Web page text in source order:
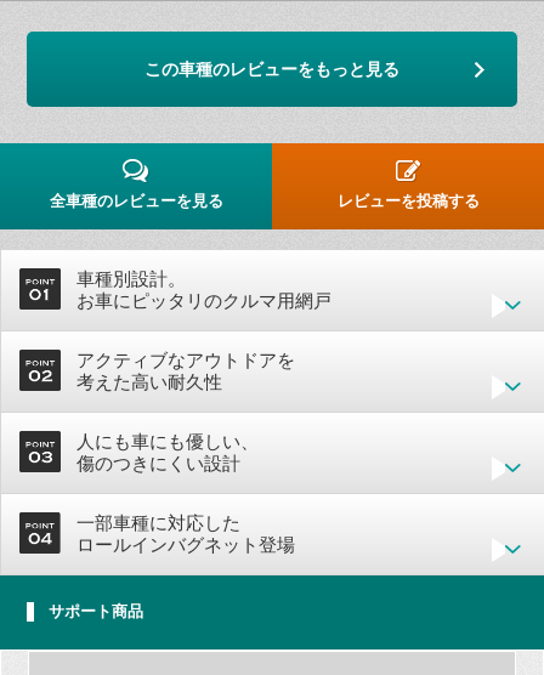
この車種のレビューをもっと見る
全車種のレビューを見る レビューを投稿する
車種別設計。
お車にピッタリのクルマ用網戸
アクティブなアウトドアを
考えた高い耐久性
人にも車にも優しい、
傷のつきにくい設計
一部車種に対応した
ロールインバグネット登場
サポート商品